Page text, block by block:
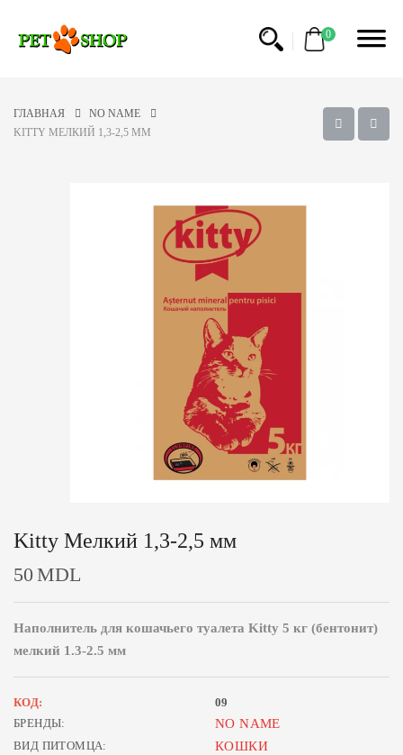
0
ГЛАВНАЯ
NO NAME
KITTY МЕЛКИЙ 1,3-2,5 ММ
Kitty Мелкий 1,3-2,5 мм
50 MDL
Наполнитель для кошачьего туалета Kitty 5 кг (бентонит)
мелкий 1.3-2.5 мм
КОД:
09
БРЕНДЫ:
NO NAME
ВИД ПИТОМЦА: КОШКИ